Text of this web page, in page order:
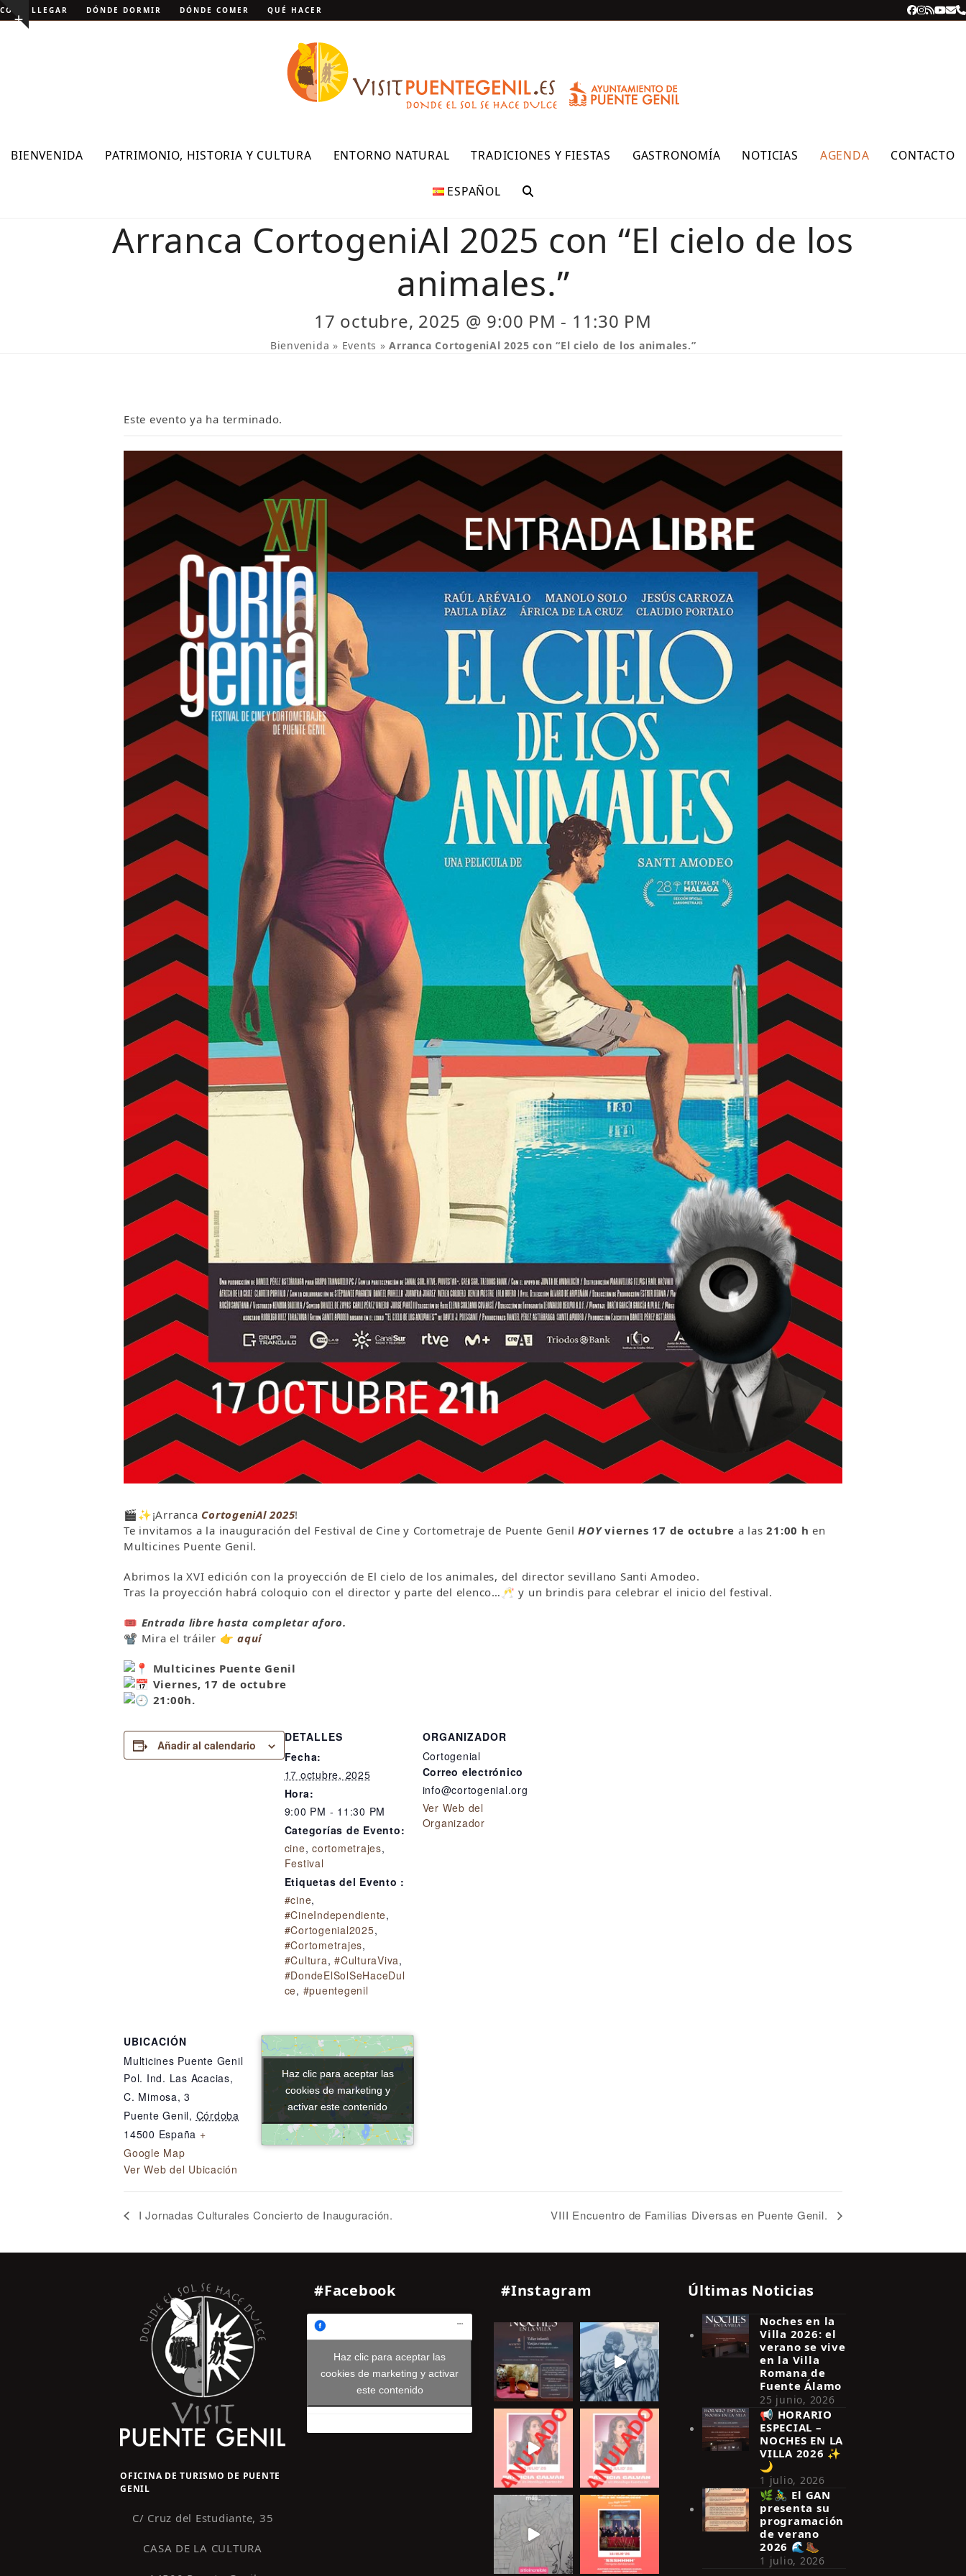
Skip
to Show
CÓMO LLEGAR DÓNDE DORMIR DÓNDE COMER QUÉ HACER Facebook
RSS
BIENVENIDA PATRIMONIO, HISTORIA Y CULTURA ENTORNO NATURAL TRADICIONES Y FIESTAS GASTRONOMÍA NOTICIAS AGENDA CONTACTO
ESPAÑOL
Arranca CortogeniAl 2025 con “El cielo de los
animales.”
17 octubre, 2025 @ 9:00 PM - 11:30 PM
Bienvenida » Events »Arranca CortogeniAl 2025 con “El cielo de los animales.”
Este evento ya ha terminado.
🎬✨¡Arranca CortogeniAl 2025!
Te invitamos a la inauguración del Festival de Cine y Cortometraje de Puente GenilHOY viernes 17 de octubre a las21:00 h en
Multicines Puente Genil.
Abrimos la XVI edición con la proyección de El cielo de los animales, del director sevillano Santi Amodeo.
Tras la proyección habrá coloquio con el director y parte del elenco…🥂 y un brindis para celebrar el inicio del festival.
🎟 Entrada libre hasta completar aforo.
📽 Mira el tráiler 👉 aquí
Multicines Puente Genil
Viernes, 17 de octubre
21:00h.
Añadir al calendario
DETALLES
Fecha:
17 octubre, 2025
Hora:
9:00 PM - 11:30 PM
Categorías de Evento:
cine, cortometrajes,
Festival
Etiquetas del Evento :
#cine,
#CineIndependiente,
#Cortogenial2025,
#Cortometrajes,
#Cultura, #CulturaViva,
#DondeElSolSeHaceDul
ce, #puentegenil
ORGANIZADOR
Cortogenial
Correo electrónico
info@cortogenial.org
Ver Web del
Organizador
UBICACIÓN
Multicines Puente Genil
Pol. Ind. Las Acacias,
C. Mimosa, 3
Puente Genil, Córdoba
14500 España +
Google Map
Ver Web del Ubicación
Haz clic para aceptar las
cookies de marketing y
activar este contenido
Haz clic para aceptar las
cookies de marketing y
activar este contenido
I Jornadas Culturales Concierto de Inauguración. VIII Encuentro de Familias Diversas en Puente Genil.
OFICINA DE TURISMO DE PUENTE
GENIL
C/ Cruz del Estudiante, 35
CASA DE LA CULTURA
#Facebook
Haz clic para aceptar las
cookies de marketing y activar
este contenido
#Instagram Últimas Noticias
Noches en la
Villa 2026: el
verano se vive
en la Villa
Romana de
Fuente Álamo
25 junio, 2026
📢 HORARIO
ESPECIAL –
NOCHES EN LA
VILLA 2026 ✨
🌙
1 julio, 2026
🌿🚴‍♂️ El GAN
presenta su
programación
de verano
2026 🌊🥾
1 julio, 2026